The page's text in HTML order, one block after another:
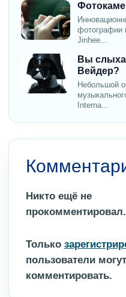
фотографии
Jinhee...
Вы
Вейдер?
Небольшой
Interna...
Никто ещё не
прокомментировал.
Только
пользователи могут
комментировать.